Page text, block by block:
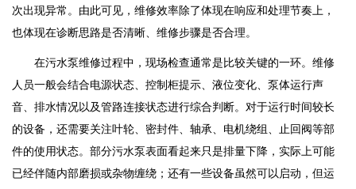
次出现异常。由此可见，维修效率除了体现在响应和处理节奏上，
也体现在诊断思路是否清晰、维修步骤是否合理。
在污水泵维修过程中，现场检查通常是比较关键的一环。维修
人员一般会结合电源状态、控制柜提示、液位变化、泵体运行声
音、排水情况以及管路连接状态进行综合判断。对于运行时间较长
的设备，还需要关注叶轮、密封件、轴承、电机绕组、止回阀等部
件的使用状态。部分污水泵表面看起来只是排量下降，实际上可能
已经伴随内部磨损或杂物缠绕；还有一些设备虽然可以启动，但运